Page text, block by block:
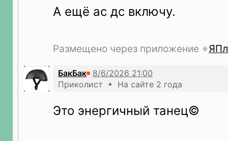
А ещё ас дс включу.
Размещено через приложение
БакБак
Приколист • На сайте 2 года
Это энергичный танец©